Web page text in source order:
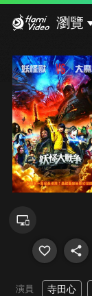
瀏覽
演員 寺田心